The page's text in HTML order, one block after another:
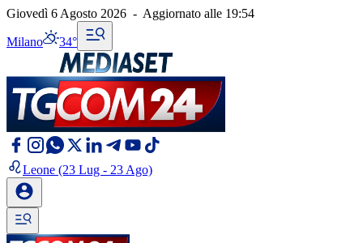
Giovedì 6 Agosto 2026 - Aggiornato alle 19:54
Milano 34°
Leone (23 Lug - 23 Ago)